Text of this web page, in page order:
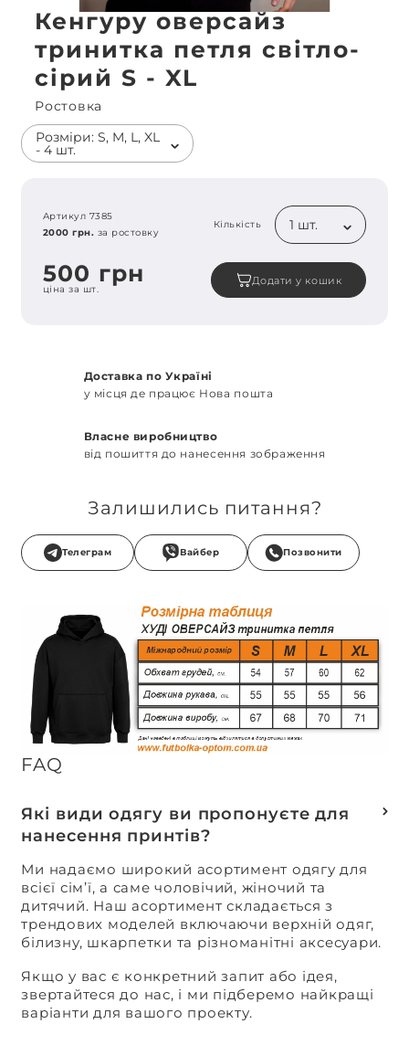
Кенгуру оверсайз
тринитка петля світло-
сірий S - XL
Ростовка
Розміри: S, M, L, XL
- 4 шт.
Артикул 7385
2000 грн. за ростовку
Кількість 1 шт.
500 грн
ціна за шт.
Додати у кошик
Доставка по Україні
у місця де працює Нова пошта
Власне виробництво
від пошиття до нанесення зображення
Залишились питання?
Телеграм Вайбер Позвонити
FAQ
Які види одягу ви пропонуєте для
нанесення принтів?
Ми надаємо широкий асортимент одягу для
всієї сім’ї, а саме чоловічий, жіночий та
дитячий. Наш асортимент складається з
трендових моделей включаючи верхній одяг,
білизну, шкарпетки та різноманітні аксесуари.
Якщо у вас є конкретний запит або ідея,
звертайтеся до нас, і ми підберемо найкращі
варіанти для вашого проекту.